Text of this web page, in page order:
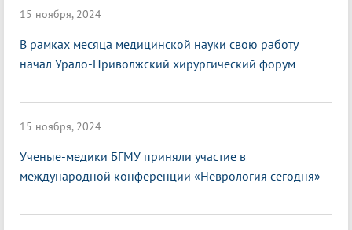
15 ноября, 2024
В рамках месяца медицинской науки свою работу
начал Урало-Приволжский хирургический форум
15 ноября, 2024
Ученые-медики БГМУ приняли участие в
международной конференции «Неврология сегодня»